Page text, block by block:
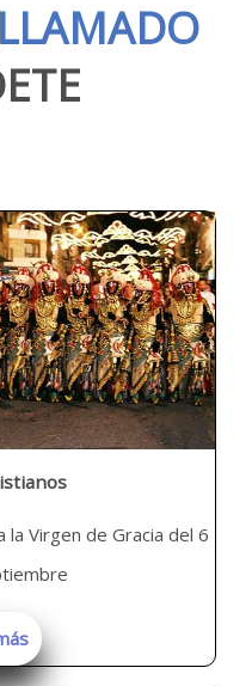
Virgen de Gracia del 6